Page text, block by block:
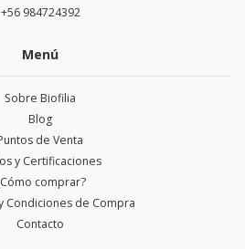
+56 984724392
Menú
Sobre Biofilia
Blog
de Venta
y Certificaciones
comprar?
Condiciones de Compra
Contacto